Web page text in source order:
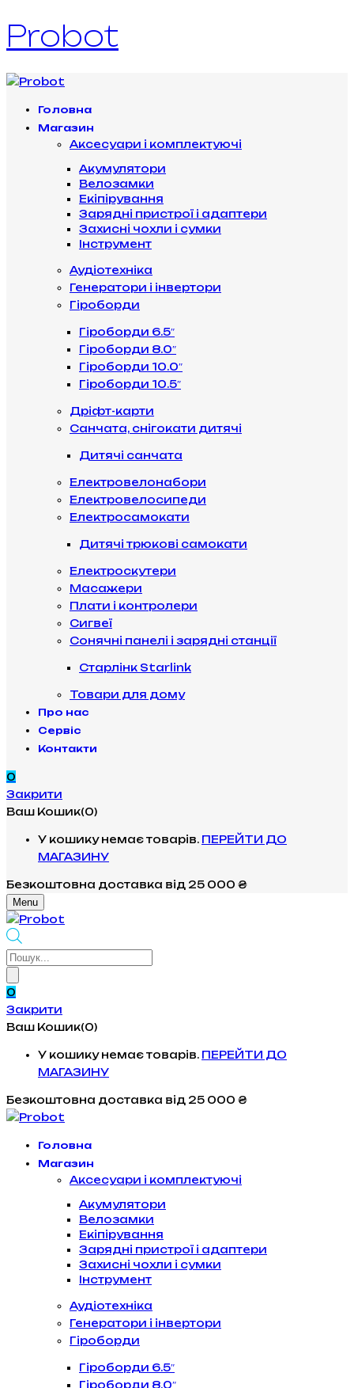
Probot
Головна
Магазин
Аксесуари і комплектуючі
Акумулятори
Велозамки
Екіпірування
Зарядні пристрої і адаптери
Захисні чохли і сумки
Інструмент
Аудіотехніка
Генератори і інвертори
Гіроборди
Гіроборди 6.5″
Гіроборди 8.0″
Гіроборди 10.0″
Гіроборди 10.5″
Дріфт-карти
Санчата, снігокати дитячі
Дитячі санчата
Електровелонабори
Електровелосипеди
Електросамокати
Дитячі трюкові самокати
Електроскутери
Масажери
Плати і контролери
Сигвеї
Сонячні панелі і зарядні станції
Старлінк Starlink
Товари для дому
Про нас
Сервіс
Контакти
0
Закрити
Ваш Кошик(0)
У кошику немає товарів. ПЕРЕЙТИ ДО
МАГАЗИНУ
Безкоштовна доставка від 25 000 ₴
Menu
Products
0
Закрити
Ваш Кошик(0)
У кошику немає товарів. ПЕРЕЙТИ ДО
МАГАЗИНУ
Безкоштовна доставка від 25 000 ₴
Головна
Магазин
Аксесуари і комплектуючі
Акумулятори
Велозамки
Екіпірування
Зарядні пристрої і адаптери
Захисні чохли і сумки
Інструмент
Аудіотехніка
Генератори і інвертори
Гіроборди
Гіроборди 6.5″
Гіроборди 8.0″